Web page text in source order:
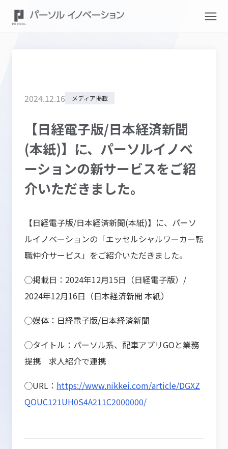
2024.12.16 メディア掲載
【日経電子版/日本経済新聞
(本紙)】に、パーソルイノベ
ーションの新サービスをご紹
介いただきました。
【日経電子版/日本経済新聞(本紙)】に、パーソ
ルイノベーションの「エッセルシャルワーカー転
職仲介サービス」をご紹介いただきました。
◯掲載日：2024年12月15日（日経電子版）/
2024年12月16日（日本経済新聞 本紙）
◯媒体：日経電子版/日本経済新聞
◯タイトル：パーソル系、配車アプリGOと業務
提携 求人紹介で連携
◯URL： https://www.nikkei.com/article/DGXZ
QOUC121UH0S4A211C2000000/